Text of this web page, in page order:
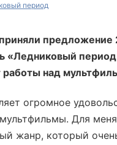
период
предложение
«Ледниковый
над
огромное
Для
жанр, который